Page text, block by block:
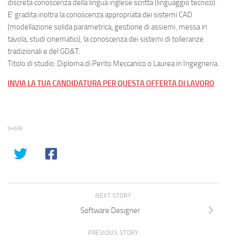
discreta conoscenza della lingua inglese scritta (linguaggio tecnico).
E’ gradita inoltra la conoscenza appropriata dei sistemi CAD
(modellazione solida parametrica, gestione di assiemi, messa in
tavola, studi cinematici), la conoscenza dei sistemi di tolleranze
tradizionali e del GD&T.
Titolo di studio: Diploma di Perito Meccanico o Laurea in Ingegneria.
INVIA LA TUA CANDIDATURA PER QUESTA OFFERTA DI LAVORO
SHARE
NEXT STORY
Software Designer
PREVIOUS STORY